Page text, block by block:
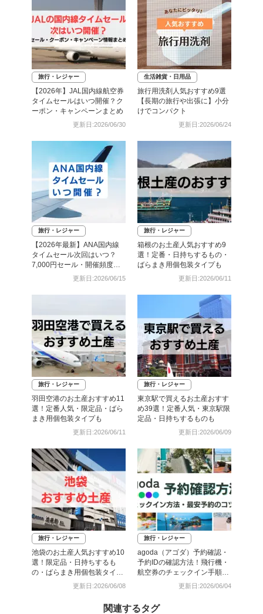
旅行・レジャー
【2026年】JAL国内線航空券
タイムセールはいつ開催？ク
ーポン・キャンペーンまとめ
更新日:2026/06/30
生活雑貨・日用品
旅行用洗剤人気おすすめ9選
【長期の旅行や出張に】小分
けでコンパクト
更新日:2026/06/24
旅行・レジャー
【2026年最新】ANA国内線
タイムセール次回はいつ？
7,000円セール・開催頻度・
予約攻略まとめ更新日:2026/06/15
旅行・レジャー
箱根のお土産人気おすすめ9
選！定番・日持ちするもの・
ばらまき用個包装タイプも
更新日:2026/06/11
旅行・レジャー
羽田空港のお土産おすすめ11
選！定番人気・限定品・ばら
まき用個包装タイプも
更新日:2026/06/11
旅行・レジャー
東京駅で買えるお土産おすす
め39選！定番人気・東京駅限
定品・日持ちするものも
更新日:2026/06/09
旅行・レジャー
池袋のお土産人気おすすめ10
選！限定品・日持ちするも
の・ばらまき用個包装タイプ
更新日:2026/06/08
旅行・レジャー
agoda（アゴダ）予約確認・
予約IDの確認方法！飛行機・
航空券のチェックイン手順と
照会番号の調べ方も更新日:2026/06/04
関連するタグ